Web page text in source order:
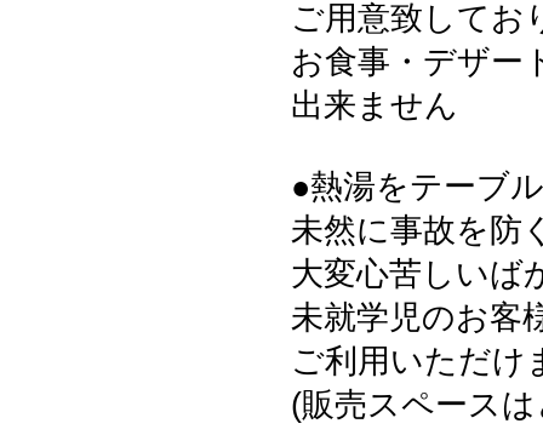
ご用意致してお
お食事・デザー
出来ません
●熱湯をテーブ
未然に事故を防
大変心苦しいば
未就学児のお客
ご利用いただけ
(販売スペース